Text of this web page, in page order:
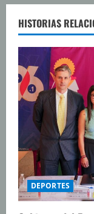
e
y
e
n
d
o
HISTORIAS
DEPORTES